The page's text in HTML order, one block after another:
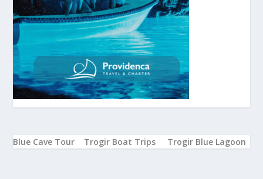
Blue Cave Tour Trogir Boat Trips Trogir Blue Lagoon